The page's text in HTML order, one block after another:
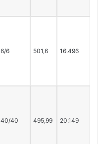
6/6 501,6 16.496
40/40 495,99 20.149